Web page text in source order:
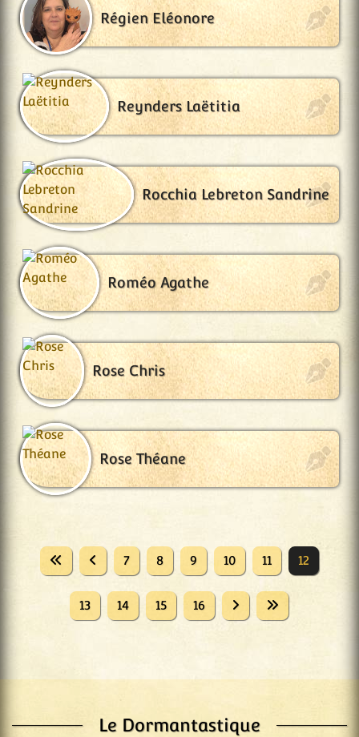
Le Dormantastique
Régien Eléonore
Reynders Laëtitia
Rocchia Lebreton Sandrine
Roméo Agathe
Rose Chris
Rose Théane
7 8 9 10 11 12
13 14 15 16